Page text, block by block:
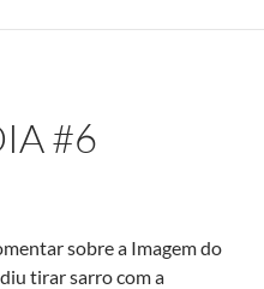
#6
sobre a Imagem do
tirar sarro com a